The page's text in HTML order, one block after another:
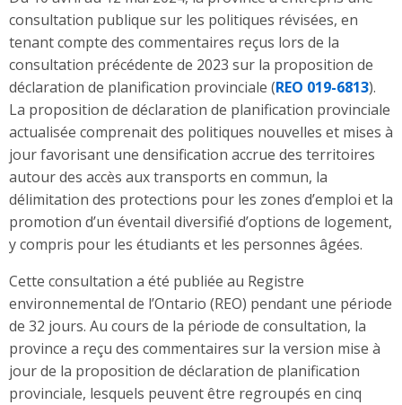
consultation publique sur les politiques révisées, en
tenant compte des commentaires reçus lors de la
consultation précédente de 2023 sur la proposition de
déclaration de planification provinciale (REO 019-6813).
La proposition de déclaration de planification provinciale
actualisée comprenait des politiques nouvelles et mises à
jour favorisant une densification accrue des territoires
autour des accès aux transports en commun, la
délimitation des protections pour les zones d’emploi et la
promotion d’un éventail diversifié d’options de logement,
y compris pour les étudiants et les personnes âgées.
Cette consultation a été publiée au Registre
environnemental de l’Ontario (REO) pendant une période
de 32 jours. Au cours de la période de consultation, la
province a reçu des commentaires sur la version mise à
jour de la proposition de déclaration de planification
provinciale, lesquels peuvent être regroupés en cinq